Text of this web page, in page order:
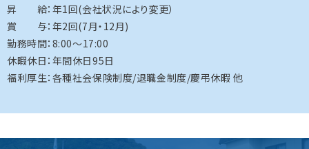
昇 給：年1回(会社状況により変更）
賞 与：年2回(7月・12月)
勤務時間：8:00～17:00
休暇休日：年間休日95日
福利厚生：各種社会保険制度/退職金制度/慶弔休暇 他